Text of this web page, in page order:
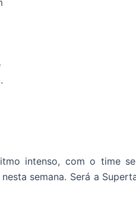
intenso, com o time
semana. Será a